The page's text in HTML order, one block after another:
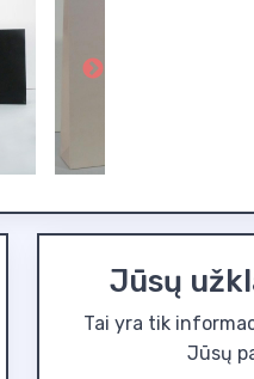
Jūsų
Tai yra tik
Jūsų